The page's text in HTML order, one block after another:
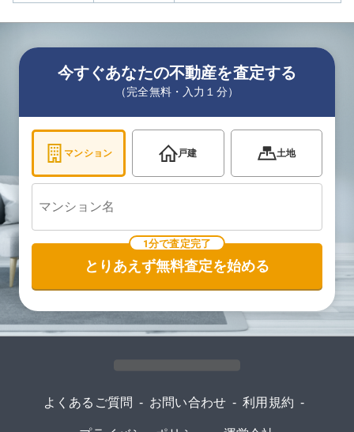
今すぐあなたの不動産を査定する
（完全無料・入力１分）
マンション 戸建 土地
1分で査定完了
とりあえず無料査定を始める
よくあるご質問 - お問い合わせ - 利用規約 -